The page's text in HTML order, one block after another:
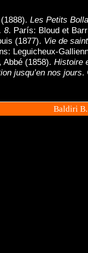
Les Petits
8. París: Bloud et
(1877). Vie de
Leguicheux-
Abbé (1858). Histoire
jusqu’en nos jours.
Baldiri